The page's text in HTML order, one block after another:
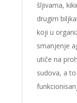
šljivama,
drugim
koji u
smanjenje
utiče na
sudova, a